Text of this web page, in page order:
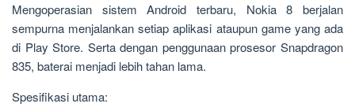
Mengoperasian sistem Android terbaru, Nokia 8 berjalan
sempurna menjalankan setiap aplikasi ataupun game yang ada
di Play Store. Serta dengan penggunaan prosesor Snapdragon
835, baterai menjadi lebih tahan lama.
Spesifikasi utama: